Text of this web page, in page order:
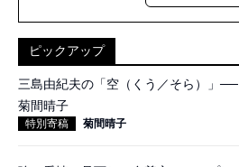
ピックアップ
三島由紀夫の「空（くう／そら）」──
菊間晴子
特別寄稿 菊間晴子